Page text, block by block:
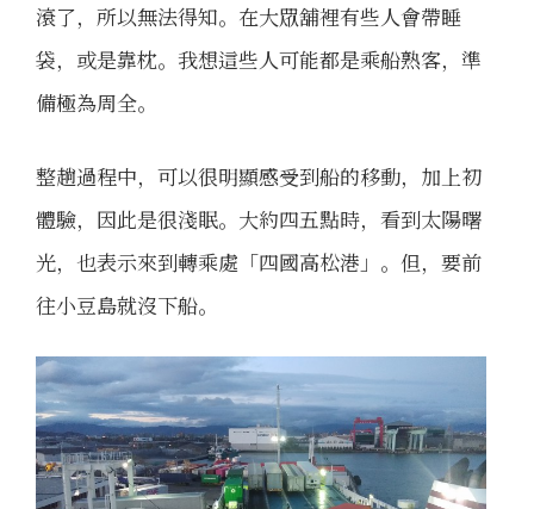
滾了，所以無法得知。在大眾舖裡有些人會帶睡
袋，或是靠枕。我想這些人可能都是乘船熟客，準
備極為周全。
整趟過程中，可以很明顯感受到船的移動，加上初
體驗，因此是很淺眠。大約四五點時，看到太陽曙
光，也表示來到轉乘處「四國高松港」。但，要前
往小豆島就沒下船。